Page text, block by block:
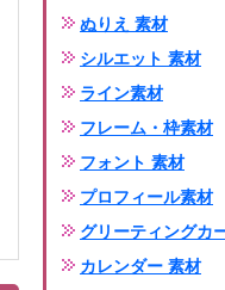
ぬりえ 素材
シルエット 素材
ライン素材
フレーム・枠素材
フォント 素材
プロフィール素材
グリーティングカ
カレンダー 素材